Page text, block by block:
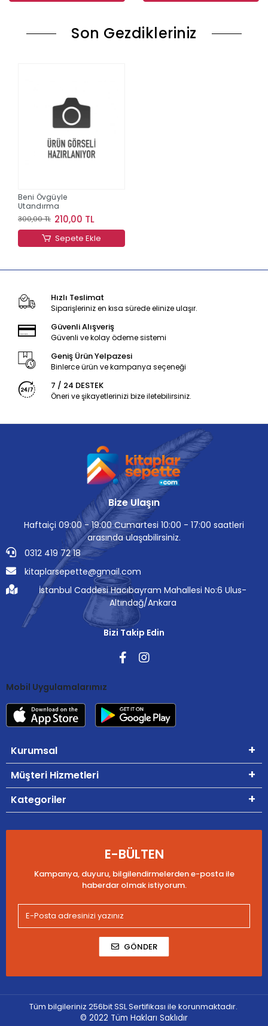
Son Gezdikleriniz
Beni Övgüyle
Utandırma
300,00 TL 210,00 TL
Sepete Ekle
Hızlı Teslimat
Siparişleriniz en kısa sürede elinize ulaşır.
Güvenli Alışveriş
Güvenli ve kolay ödeme sistemi
Geniş Ürün Yelpazesi
Binlerce ürün ve kampanya seçeneği
7 / 24 DESTEK
Öneri ve şikayetlerinizi bize iletebilirsiniz.
Bize Ulaşın
Haftaiçi 09:00 - 19:00 Cumartesi 10:00 - 17:00 saatleri
arasında ulaşabilirsiniz.
0312 419 72 18
kitaplarsepette@gmail.com
İstanbul Caddesi Hacıbayram Mahallesi No:6 Ulus-
Altındağ/Ankara
Bizi Takip Edin
Mobil Uygulamalarımız
Kurumsal
Müşteri Hizmetleri
Kategoriler
E-BÜLTEN
Kampanya, duyuru, bilgilendirmelerden e-posta ile
haberdar olmak istiyorum.
GÖNDER
Tüm bilgileriniz 256bit SSL Sertifikası ile korunmaktadır.
© 2022 Tüm Hakları Saklıdır